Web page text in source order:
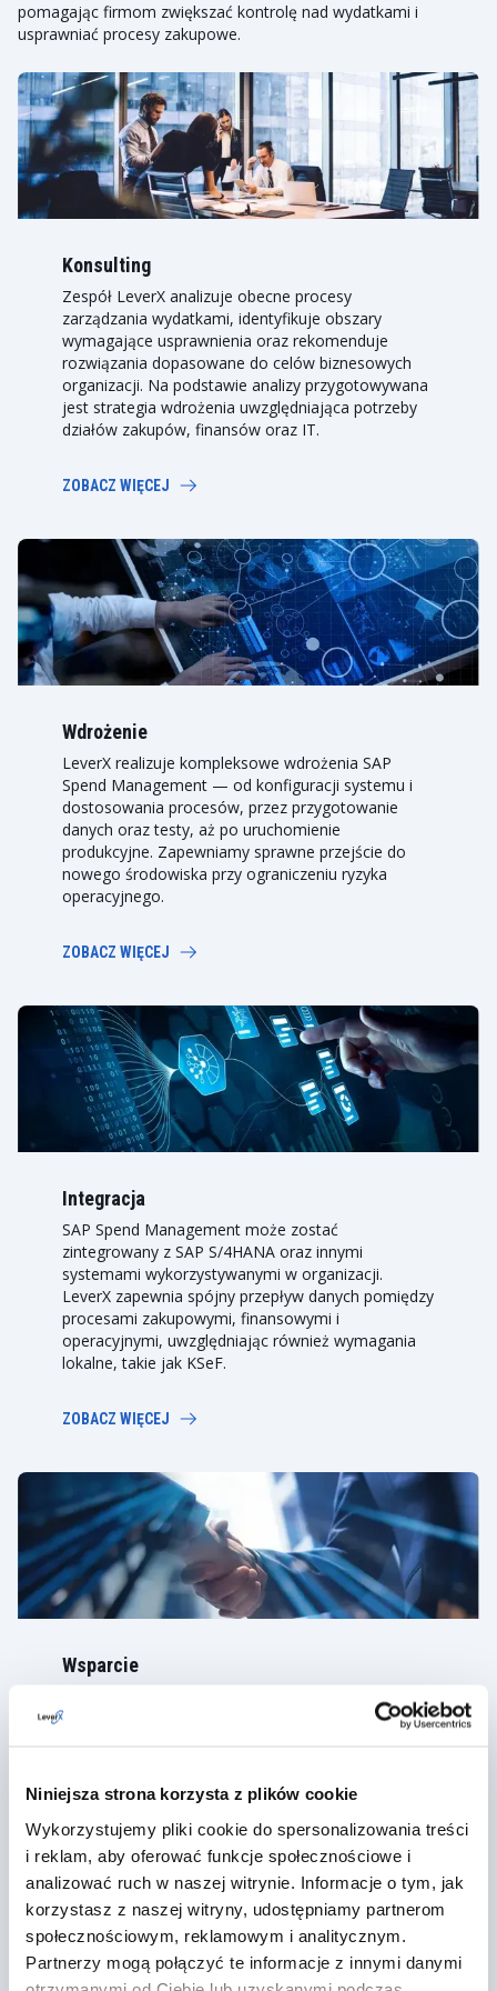
Niniejsza strona korzysta z plików cookie
Wykorzystujemy pliki cookie do spersonalizowania treści
i reklam, aby oferować funkcje społecznościowe i
analizować ruch w naszej witrynie. Informacje o tym, jak
korzystasz z naszej witryny, udostępniamy partnerom
społecznościowym, reklamowym i analitycznym.
Partnerzy mogą połączyć te informacje z innymi danymi
SAP Ariba Source-to-Contract Suite
platformy wspierającej procesy RFP, ocenę ofert oraz
negocjacje.
ROZWIŃ
Uzyskanie pełnej przejrzystości wydatków oraz wsparcie
decyzji biznesowych opartych na danych.
pomagając firmom zwiększać kontrolę nad wydatkami i
usprawniać procesy zakupowe.
Konsulting
Zespół LeverX analizuje obecne procesy
zarządzania wydatkami, identyfikuje obszary
wymagające usprawnienia oraz rekomenduje
rozwiązania dopasowane do celów biznesowych
organizacji. Na podstawie analizy przygotowywana
jest strategia wdrożenia uwzględniająca potrzeby
działów zakupów, finansów oraz IT.
ZOBACZ WIĘCEJ
Wdrożenie
LeverX realizuje kompleksowe wdrożenia SAP
Spend Management — od konfiguracji systemu i
dostosowania procesów, przez przygotowanie
danych oraz testy, aż po uruchomienie
produkcyjne. Zapewniamy sprawne przejście do
nowego środowiska przy ograniczeniu ryzyka
operacyjnego.
ZOBACZ WIĘCEJ
Integracja
SAP Spend Management może zostać
zintegrowany z SAP S/4HANA oraz innymi
systemami wykorzystywanymi w organizacji.
LeverX zapewnia spójny przepływ danych pomiędzy
procesami zakupowymi, finansowymi i
operacyjnymi, uwzględniając również wymagania
lokalne, takie jak KSeF.
ZOBACZ WIĘCEJ
Wsparcie
wdrożeniu SAP Spend Management, pomagając
rozwiązanie wraz ze zmieniającymi się potrzebami
organizacji.
ZOBACZ WIĘCEJ